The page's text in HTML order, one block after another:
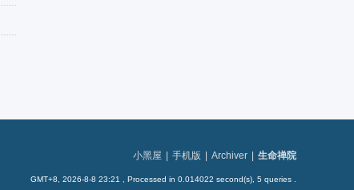
小黑屋 手机版 Archiver 生命禅院
GMT+8, 2026-8-8 23:21 , Processed in 0.014022 second(s), 5 queries .